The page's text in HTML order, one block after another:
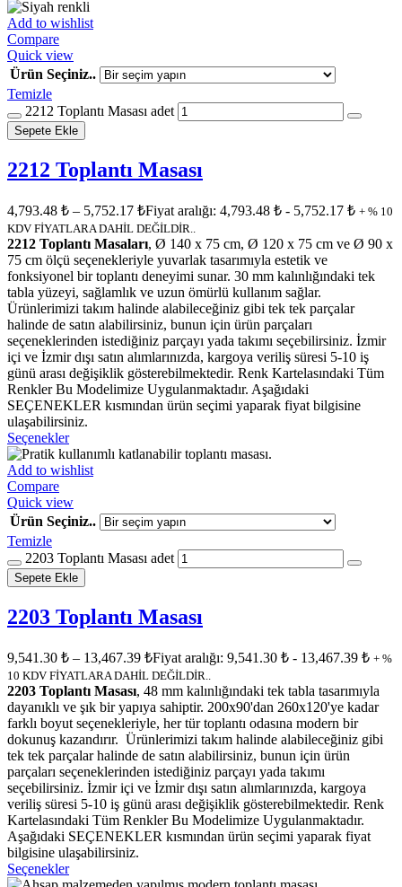
Add to wishlist
Compare
Quick view
Ürün Seçiniz..
Temizle
2212 Toplantı Masası adet
Sepete Ekle
2212 Toplantı Masası
4,793.48 ₺ – 5,752.17 ₺Fiyat aralığı: 4,793.48 ₺ - 5,752.17 ₺ + % 10
KDV FİYATLARA DAHİL DEĞİLDİR..
2212 Toplantı Masaları, Ø 140 x 75 cm, Ø 120 x 75 cm ve Ø 90 x
75 cm ölçü seçenekleriyle yuvarlak tasarımıyla estetik ve
fonksiyonel bir toplantı deneyimi sunar. 30 mm kalınlığındaki tek
tabla yüzeyi, sağlamlık ve uzun ömürlü kullanım sağlar.
Ürünlerimizi takım halinde alabileceğiniz gibi tek tek parçalar
halinde de satın alabilirsiniz, bunun için ürün parçaları
seçeneklerinden istediğiniz parçayı yada takımı seçebilirsiniz. İzmir
içi ve İzmir dışı satın alımlarınızda, kargoya veriliş süresi 5-10 iş
günü arası değişiklik gösterebilmektedir. Renk Kartelasındaki Tüm
Renkler Bu Modelimize Uygulanmaktadır. Aşağıdaki
SEÇENEKLER kısmından ürün seçimi yaparak fiyat bilgisine
ulaşabilirsiniz.
Seçenekler
Add to wishlist
Compare
Quick view
Ürün Seçiniz..
Temizle
2203 Toplantı Masası adet
Sepete Ekle
2203 Toplantı Masası
9,541.30 ₺ – 13,467.39 ₺Fiyat aralığı: 9,541.30 ₺ - 13,467.39 ₺ + %
10 KDV FİYATLARA DAHİL DEĞİLDİR..
2203 Toplantı Masası, 48 mm kalınlığındaki tek tabla tasarımıyla
dayanıklı ve şık bir yapıya sahiptir. 200x90'dan 260x120'ye kadar
farklı boyut seçenekleriyle, her tür toplantı odasına modern bir
dokunuş kazandırır. Ürünlerimizi takım halinde alabileceğiniz gibi
tek tek parçalar halinde de satın alabilirsiniz, bunun için ürün
parçaları seçeneklerinden istediğiniz parçayı yada takımı
seçebilirsiniz. İzmir içi ve İzmir dışı satın alımlarınızda, kargoya
veriliş süresi 5-10 iş günü arası değişiklik gösterebilmektedir. Renk
Kartelasındaki Tüm Renkler Bu Modelimize Uygulanmaktadır.
Aşağıdaki SEÇENEKLER kısmından ürün seçimi yaparak fiyat
bilgisine ulaşabilirsiniz.
Seçenekler